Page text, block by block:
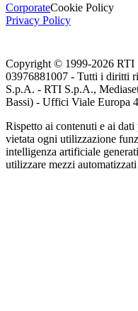
CorporateCookie Policy
Privacy Policy
Copyright © 1999-2026 RTI
03976881007 - Tutti i diritti
S.p.A. - RTI S.p.A.,
Bassi) - Uffici Viale Europa
Rispetto ai contenuti e ai
vietata ogni utilizzazione
intelligenza artificiale
utilizzare mezzi